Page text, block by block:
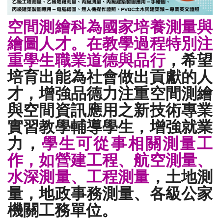
空間測繪科為國家培養測量與
繪圖人才。在教學過程特別注
重學生職業道德與品行，希望
培育出能為社會做出貢獻的人
才 ，增強品德力注重空間測繪
與空間資訊應用之新技術專業
實習教學輔導學生，增強就業
力， 學生可從事相關測量工
作，如營建工程、航空測量、
水深測量、工程測量 ，土地測
量，地政事務測量、各級公家
機關工務單位。